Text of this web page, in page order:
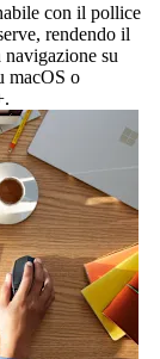
con il pollice
rendendo il
su
macOS o